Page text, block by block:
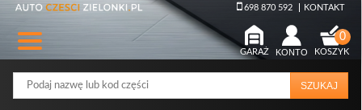
698 870 592 KONTAKT
GARAŻ KONTO KOSZYK
SZUKAJ